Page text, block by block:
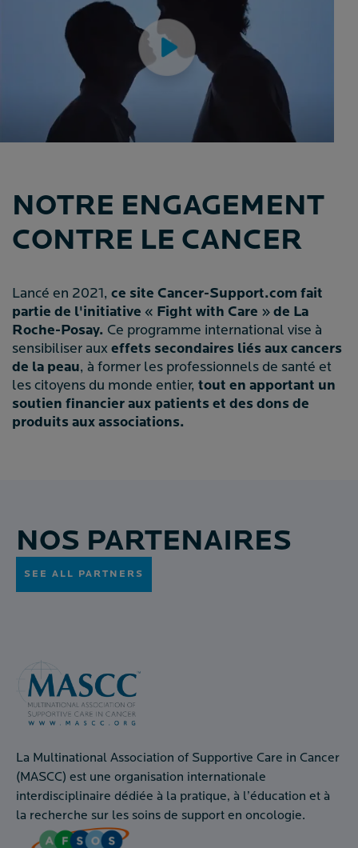
NOTRE ENGAGEMENT
CONTRE LE CANCER
Lancé en 2021, ce site Cancer-Support.com fait
partie de l'initiative « Fight with Care » de La
Roche-Posay. Ce programme international vise à
sensibiliser aux effets secondaires liés aux cancers
de la peau, à former les professionnels de santé et
les citoyens du monde entier, tout en apportant un
soutien financier aux patients et des dons de
produits aux associations.
NOS PARTENAIRES
SEE ALL PARTNERS
La Multinational Association of Supportive Care in Cancer
(MASCC) est une organisation internationale
interdisciplinaire dédiée à la pratique, à l’éducation et à
la recherche sur les soins de support en oncologie.